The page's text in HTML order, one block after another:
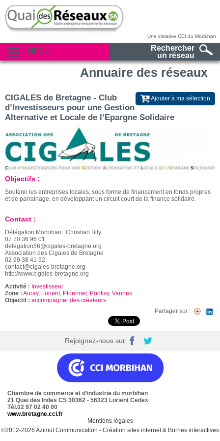
Une initiative CCI du Morbihan
MENU
Rechercher
un réseau
Annuaire des réseaux
Ajouter à ma sélection
CIGALES de Bretagne - Club
d’Investisseurs pour une Gestion
Alternative et Locale de l’Epargne Solidaire
Objectifs :
Soutenir les entreprises locales, sous forme de financement en fonds propres
et de parrainage, en développant un circuit court de la finance solidaire.
Contact :
Délégation Morbihan : Christian Bily
07 70 36 96 01
delegation56@cigales-bretagne.org
Association des Cigales de Bretagne
02 99 38 41 92
contact@cigales-bretagne.org
http://www.cigales-bretagne.org
Activité : Investisseur
Zone : Auray, Lorient, Ploermel Pontivy, Vannes
Objectif : accompagner des créateurs
Partager sur :
Rejoignez-nous sur
Chambre de commerce et d’industrie du morbihan
21 Quai des Indes CS 30362 - 56323 Lorient Cedex
Tél.02 97 02 40 00
www.bretagne.cci.fr
Mentions légales
©2012-2026 Azimut Communication - Création sites internet & Bornes interactives